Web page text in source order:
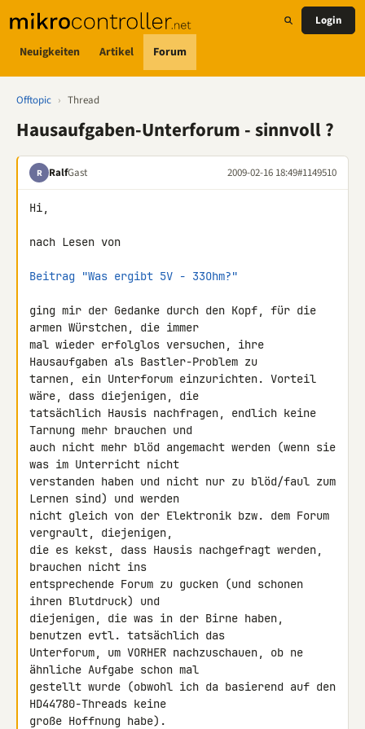
Neuigkeiten Artikel Forum
Login
Offtopic › Thread
Hausaufgaben-Unterforum - sinnvoll ?
R RalfGast 2009-02-16 18:49#1149510
Hi,
nach Lesen von
Beitrag "Was ergibt 5V - 33Ohm?"
ging mir der Gedanke durch den Kopf, für die
armen Würstchen, die immer
mal wieder erfolglos versuchen, ihre
Hausaufgaben als Bastler-Problem zu
tarnen, ein Unterforum einzurichten. Vorteil
wäre, dass diejenigen, die
tatsächlich Hausis nachfragen, endlich keine
Tarnung mehr brauchen und
auch nicht mehr blöd angemacht werden (wenn sie
was im Unterricht nicht
verstanden haben und nicht nur zu blöd/faul zum
Lernen sind) und werden
nicht gleich von der Elektronik bzw. dem Forum
vergrault, diejenigen,
die es kekst, dass Hausis nachgefragt werden,
brauchen nicht ins
entsprechende Forum zu gucken (und schonen
ihren Blutdruck) und
diejenigen, die was in der Birne haben,
benutzen evtl. tatsächlich das
Unterforum, um VORHER nachzuschauen, ob ne
ähnliche Aufgabe schon mal
gestellt wurde (obwohl ich da basierend auf den
HD44780-Threads keine
große Hoffnung habe).